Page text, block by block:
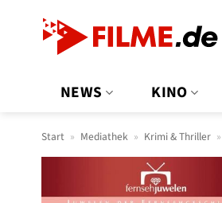
NEWS KINO
Start » Mediathek » Krimi & Thriller »